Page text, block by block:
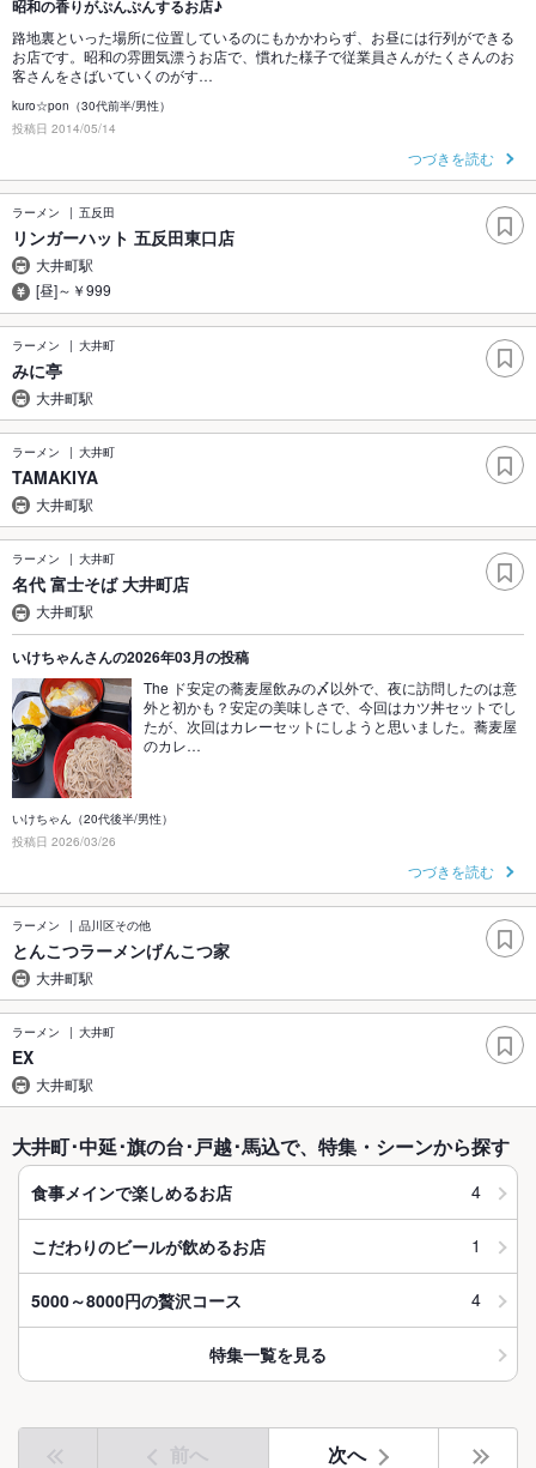
昭和の香りがぷんぷんするお店♪
路地裏といった場所に位置しているのにもかかわらず、お昼には行列ができる
お店です。昭和の雰囲気漂うお店で、慣れた様子で従業員さんがたくさんのお
客さんをさばいていくのがす…
kuro☆pon（30代前半/男性）
投稿日 2014/05/14
つづきを読む
ラーメン 五反田
リンガーハット 五反田東口店
大井町駅
[昼]～￥999
ラーメン 大井町
みに亭
大井町駅
ラーメン 大井町
TAMAKIYA
大井町駅
ラーメン 大井町
名代 富士そば 大井町店
大井町駅
いけちゃんさんの2026年03月の投稿
The ド安定の蕎麦屋飲みの〆以外で、夜に訪問したのは意
外と初かも？安定の美味しさで、今回はカツ丼セットでし
たが、次回はカレーセットにしようと思いました。蕎麦屋
のカレ…
いけちゃん（20代後半/男性）
投稿日 2026/03/26
つづきを読む
ラーメン 品川区その他
とんこつラーメンげんこつ家
大井町駅
ラーメン 大井町
EX
大井町駅
大井町･中延･旗の台･戸越･馬込で、特集・シーンから探す
食事メインで楽しめるお店 4
こだわりのビールが飲めるお店 1
5000～8000円の贅沢コース 4
特集一覧を見る
前へ 次へ